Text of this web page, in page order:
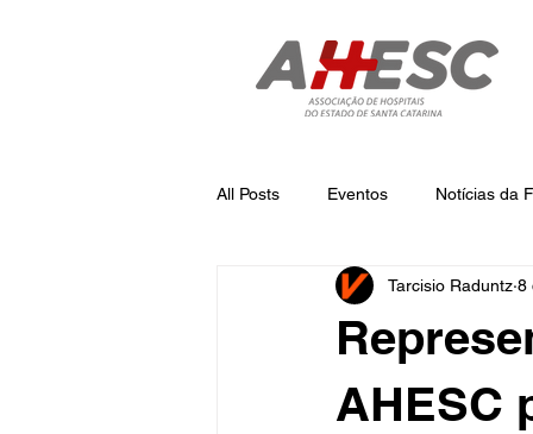
All Posts Eventos Notícias da
Notícias da AHESC
AHESC
Tarcisio Raduntz 8